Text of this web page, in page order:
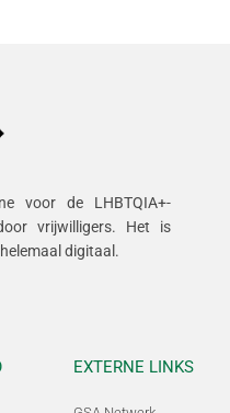
voor de LHBTQIA+-
vrijwilligers. Het is
digitaal.
EXTERNE LINKS